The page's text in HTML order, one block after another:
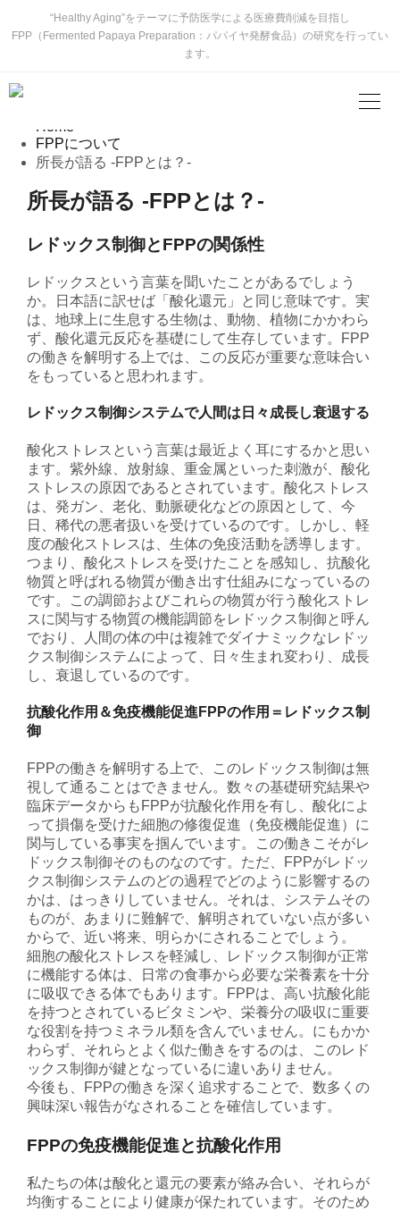
“Healthy Aging”をテーマに予防医学による医療費削減を目指し
FPP（Fermented Papaya Preparation：パパイヤ発酵食品）の研究を行ってい
ます。
FPPについて
Home
FPPについて
所長が語る -FPPとは？-
所長が語る -FPPとは？-
レドックス制御とFPPの関係性
レドックスという言葉を聞いたことがあるでしょう
か。日本語に訳せば「酸化還元」と同じ意味です。実
は、地球上に生息する生物は、動物、植物にかかわら
ず、酸化還元反応を基礎にして生存しています。FPP
の働きを解明する上では、この反応が重要な意味合い
をもっていると思われます。
レドックス制御システムで人間は日々成長し衰退する
酸化ストレスという言葉は最近よく耳にするかと思い
ます。紫外線、放射線、重金属といった刺激が、酸化
ストレスの原因であるとされています。酸化ストレス
は、発ガン、老化、動脈硬化などの原因として、今
日、稀代の悪者扱いを受けているのです。しかし、軽
度の酸化ストレスは、生体の免疫活動を誘導します。
つまり、酸化ストレスを受けたことを感知し、抗酸化
物質と呼ばれる物質が働き出す仕組みになっているの
です。この調節およびこれらの物質が行う酸化ストレ
スに関与する物質の機能調節をレドックス制御と呼ん
でおり、人間の体の中は複雑でダイナミックなレドッ
クス制御システムによって、日々生まれ変わり、成長
し、衰退しているのです。
抗酸化作用＆免疫機能促進FPPの作用＝レドックス制
御
FPPの働きを解明する上で、このレドックス制御は無
視して通ることはできません。数々の基礎研究結果や
臨床データからもFPPが抗酸化作用を有し、酸化によ
って損傷を受けた細胞の修復促進（免疫機能促進）に
関与している事実を掴んでいます。この働きこそがレ
ドックス制御そのものなのです。ただ、FPPがレドッ
クス制御システムのどの過程でどのように影響するの
かは、はっきりしていません。それは、システムその
ものが、あまりに難解で、解明されていない点が多い
からで、近い将来、明らかにされることでしょう。
細胞の酸化ストレスを軽減し、レドックス制御が正常
に機能する体は、日常の食事から必要な栄養素を十分
に吸収できる体でもあります。FPPは、高い抗酸化能
を持つとされているビタミンや、栄養分の吸収に重要
な役割を持つミネラル類を含んでいません。にもかか
わらず、それらとよく似た働きをするのは、このレド
ックス制御が鍵となっているに違いありません。
今後も、FPPの働きを深く追求することで、数多くの
興味深い報告がなされることを確信しています。
FPPの免疫機能促進と抗酸化作用
私たちの体は酸化と還元の要素が絡み合い、それらが
均衡することにより健康が保たれています。そのため